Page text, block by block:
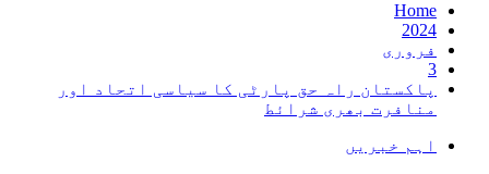
Home
2024
فروری
3
پاکستان راہ حق پارٹی کا سیاسی اتحاد اور
منافرت بھری شرائط
اہم خبریں